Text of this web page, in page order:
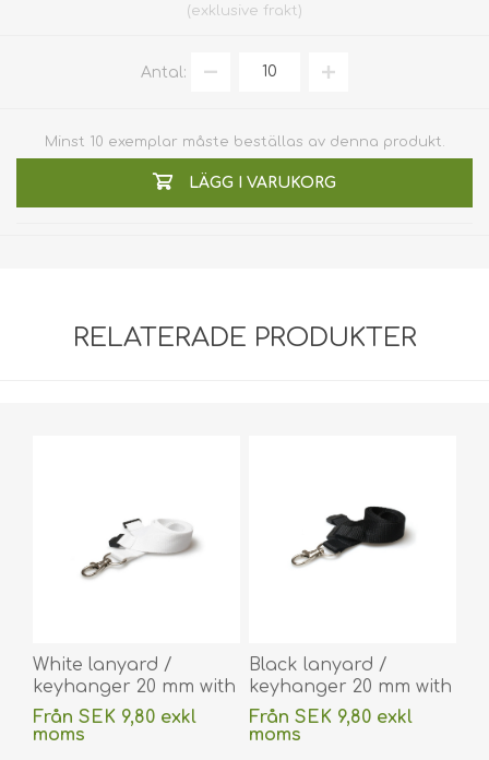
exklusive frakt
Antal:
Minst 10 exemplar måste beställas av denna produkt.
LÄGG I VARUKORG
RELATERADE PRODUKTER
White lanyard /
keyhanger 20 mm with
metal trigger clip.
60270742
Från SEK 9,80 exkl
moms
Black lanyard /
keyhanger 20 mm with
metal trigger clip.
60270741
Från SEK 9,80 exkl
moms